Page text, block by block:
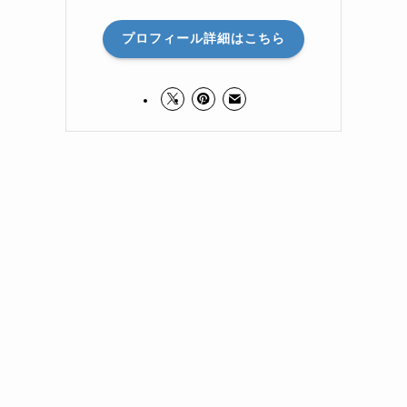
プロフィール詳細はこちら